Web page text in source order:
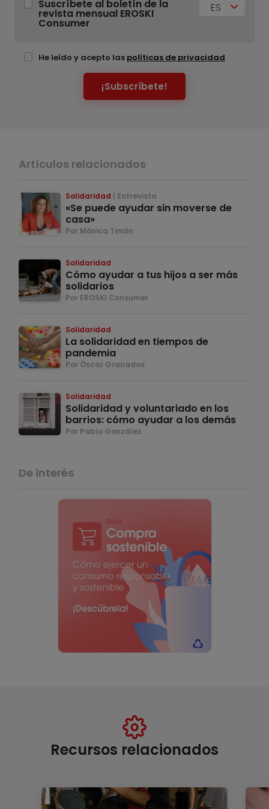
Suscríbete al boletín de la
revista mensual EROSKI
Consumer
ES
He leído y acepto las políticas de privacidad
¡Subscríbete!
Artículos relacionados
Solidaridad Entrevista
«Se puede ayudar sin moverse de
casa»
Por Mónica Timón
Solidaridad
Cómo ayudar a tus hijos a ser más
solidarios
Por EROSKI Consumer
Solidaridad
La solidaridad en tiempos de
pandemia
Por Óscar Granados
Solidaridad
Solidaridad y voluntariado en los
barrios: cómo ayudar a los demás
Por Pablo González
De interés
Recursos relacionados